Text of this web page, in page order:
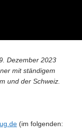
Dezember 2023
mit ständigem
und der Schweiz.
(im folgenden: